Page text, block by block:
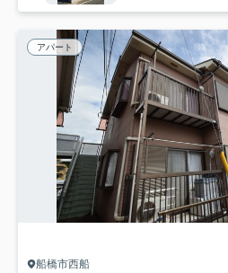
アパート
船橋市西船